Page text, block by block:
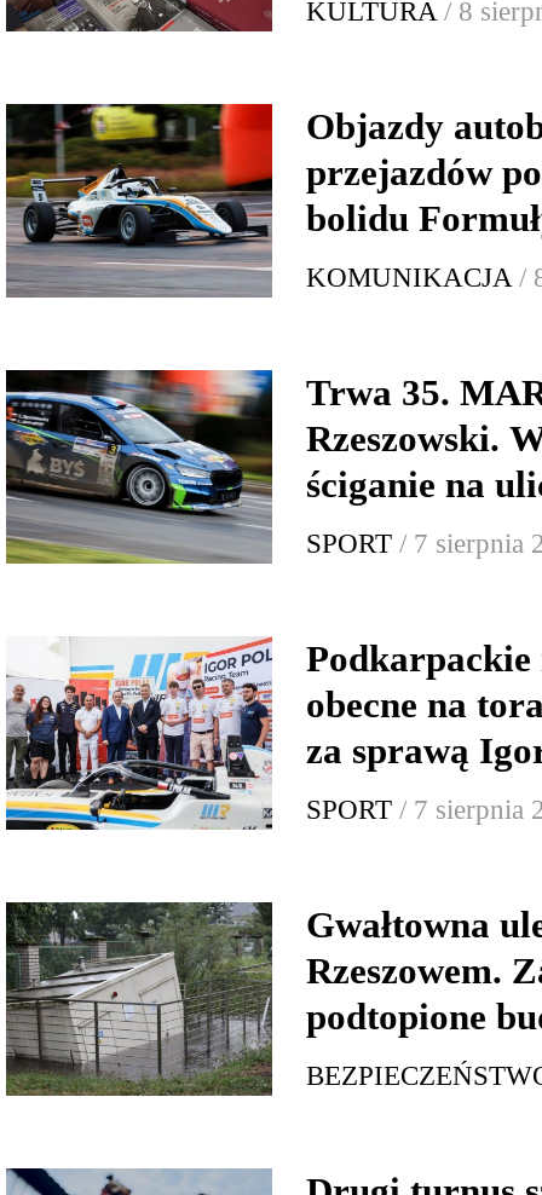
KULTURA / 8
Objazdy
przejazdów
bolidu
KOMUNIKACJA /
Trwa 35.
Rzeszowski.
ściganie na
SPORT / 7 sierpnia
Podkarpackie
obecne na
za sprawą
SPORT / 7 sierpnia
Gwałtowna
Rzeszowem.
podtopione